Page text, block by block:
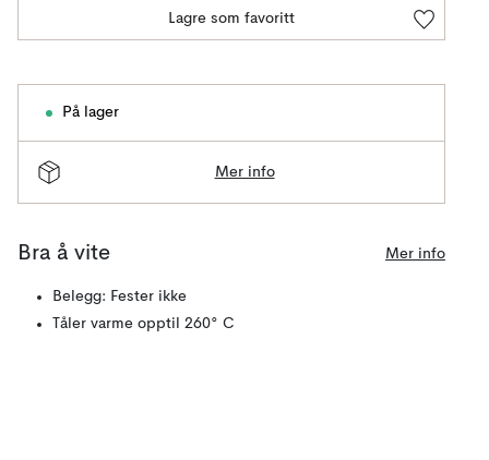
Lagre som favoritt
På lager
Mer info
Bra å vite Mer info
Belegg: Fester ikke
Tåler varme opptil 260° C